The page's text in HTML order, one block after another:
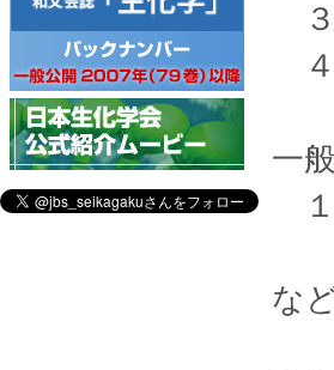
３
４
一
１
①
など
②